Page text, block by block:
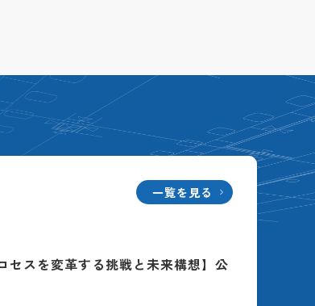
一覧を見る
セスを変革する挑戦と未来構想】公